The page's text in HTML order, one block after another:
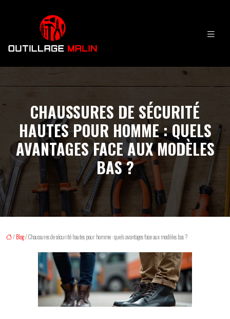
CHAUSSURES DE SÉCURITÉ
HAUTES POUR HOMME : QUELS
AVANTAGES FACE AUX MODÈLES
BAS ?
/Blog/ Chaussures de sécurité hautes pour homme : quels avantages face aux modèles bas ?